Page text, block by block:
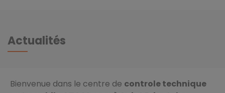
Actualités
Bienvenue dans le centre de controle technique